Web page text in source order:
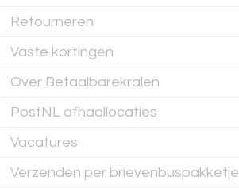
Retourneren
Vaste kortingen
Over Betaalbarekralen
PostNL afhaallocaties
Vacatures
Verzenden per brievenbuspakketje